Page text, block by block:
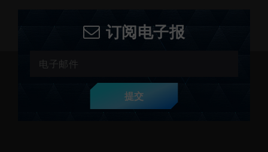
订阅电子报
提交